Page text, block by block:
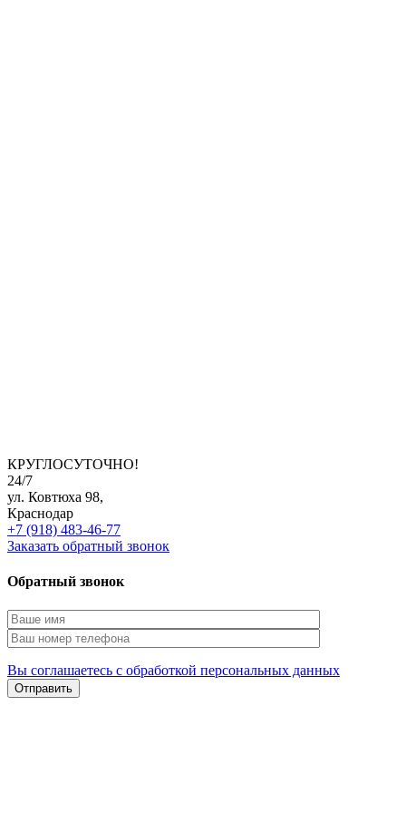
КРУГЛОСУТОЧНО!
24/7
ул. Ковтюха 98,
Краснодар
+7 (918) 483-46-77
Заказать обратный звонок
Обратный звонок
Вы соглашаетесь с обработкой персональных данных
Отправить